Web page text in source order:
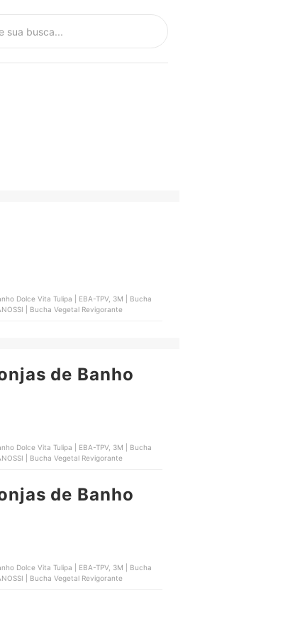
Dolce Vita Tulipa | EBA-TPV, 3M | Bucha
| Bucha Vegetal Revigorante
de Banho
Dolce Vita Tulipa | EBA-TPV, 3M | Bucha
| Bucha Vegetal Revigorante
de Banho
Dolce Vita Tulipa | EBA-TPV, 3M | Bucha
| Bucha Vegetal Revigorante